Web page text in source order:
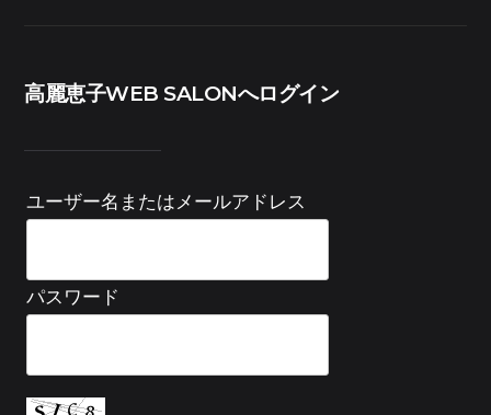
高麗恵子WEB SALONへログイン
ユーザー名またはメールアドレス
パスワード